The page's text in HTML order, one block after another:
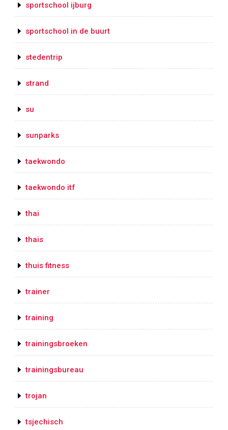
sportschool ijburg
sportschool in de buurt
stedentrip
strand
su
sunparks
taekwondo
taekwondo itf
thai
thais
thuis fitness
trainer
training
trainingsbroeken
trainingsbureau
trojan
tsjechisch